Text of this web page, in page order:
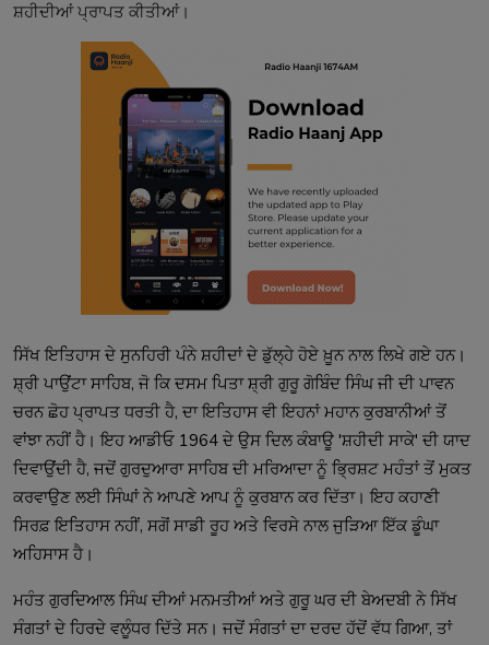
ਸ਼ਹੀਦੀਆਂ ਪ੍ਰਾਪਤ ਕੀਤੀਆਂ।
ਸਿੱਖ ਇਤਿਹਾਸ ਦੇ ਸੁਨਹਿਰੀ ਪੰਨੇ ਸ਼ਹੀਦਾਂ ਦੇ ਡੁੱਲ੍ਹੇ ਹੋਏ ਖ਼ੂਨ ਨਾਲ ਲਿਖੇ ਗਏ ਹਨ।
ਸ਼੍ਰੀ ਪਾਉਂਟਾ ਸਾਹਿਬ, ਜੋ ਕਿ ਦਸਮ ਪਿਤਾ ਸ਼੍ਰੀ ਗੁਰੂ ਗੋਬਿੰਦ ਸਿੰਘ ਜੀ ਦੀ ਪਾਵਨ
ਚਰਨ ਛੋਹ ਪ੍ਰਾਪਤ ਧਰਤੀ ਹੈ, ਦਾ ਇਤਿਹਾਸ ਵੀ ਇਹਨਾਂ ਮਹਾਨ ਕੁਰਬਾਨੀਆਂ ਤੋਂ
ਵਾਂਝਾ ਨਹੀਂ ਹੈ। ਇਹ ਆਡੀਓ 1964 ਦੇ ਉਸ ਦਿਲ ਕੰਬਾਊ 'ਸ਼ਹੀਦੀ ਸਾਕੇ' ਦੀ ਯਾਦ
ਦਿਵਾਉਂਦੀ ਹੈ, ਜਦੋਂ ਗੁਰਦੁਆਰਾ ਸਾਹਿਬ ਦੀ ਮਰਿਆਦਾ ਨੂੰ ਭ੍ਰਿਸ਼ਟ ਮਹੰਤਾਂ ਤੋਂ ਮੁਕਤ
ਕਰਵਾਉਣ ਲਈ ਸਿੰਘਾਂ ਨੇ ਆਪਣੇ ਆਪ ਨੂੰ ਕੁਰਬਾਨ ਕਰ ਦਿੱਤਾ। ਇਹ ਕਹਾਣੀ
ਸਿਰਫ਼ ਇਤਿਹਾਸ ਨਹੀਂ, ਸਗੋਂ ਸਾਡੀ ਰੂਹ ਅਤੇ ਵਿਰਸੇ ਨਾਲ ਜੁੜਿਆ ਇੱਕ ਡੂੰਘਾ
ਅਹਿਸਾਸ ਹੈ।
ਮਹੰਤ ਗੁਰਦਿਆਲ ਸਿੰਘ ਦੀਆਂ ਮਨਮਤੀਆਂ ਅਤੇ ਗੁਰੂ ਘਰ ਦੀ ਬੇਅਦਬੀ ਨੇ ਸਿੱਖ
ਸੰਗਤਾਂ ਦੇ ਹਿਰਦੇ ਵਲੂੰਧਰ ਦਿੱਤੇ ਸਨ। ਜਦੋਂ ਸੰਗਤਾਂ ਦਾ ਦਰਦ ਹੱਦੋਂ ਵੱਧ ਗਿਆ, ਤਾਂ